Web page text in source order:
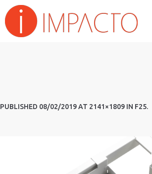
PUBLISHED 08/02/2019AT 2141×1809 IN F25.